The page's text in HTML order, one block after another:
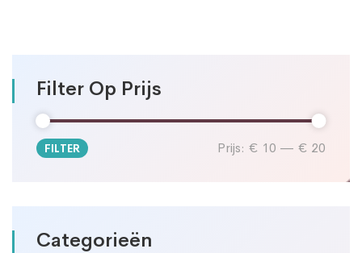
Filter Op Prijs
Min.
Max.
FILTER Prijs: € 10 — € 20
Categorieën